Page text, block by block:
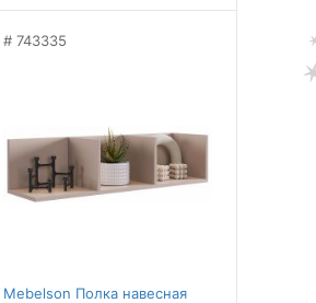
743335
Mebelson Полка навесная